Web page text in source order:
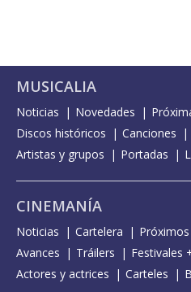
MUSICALIA
Noticias Novedades
Discos históricos
Canciones
Artistas y grupos
Portadas
CINEMANÍA
Noticias Cartelera
Avances
Tráilers
Festivales
Actores y actrices
Carteles